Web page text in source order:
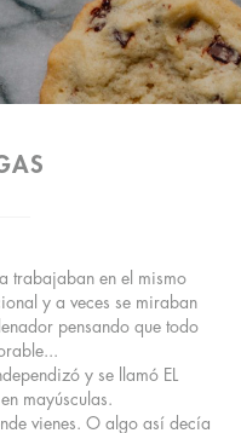
trabajaban en el mismo
y a veces se miraban
pensando que todo
y se llamó EL
mayúsculas.
vienes. O algo así decía